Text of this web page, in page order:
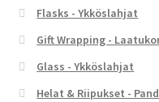
Flasks - Ykköslahjat
Gift Wrapping -
Glass - Ykköslahjat
Helat & Riipukset -